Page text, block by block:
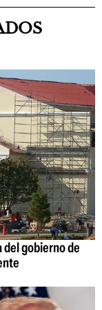
del gobierno de